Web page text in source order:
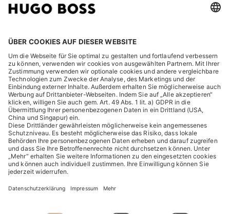
ENTDECKEN
HUGO BOSS Corporate